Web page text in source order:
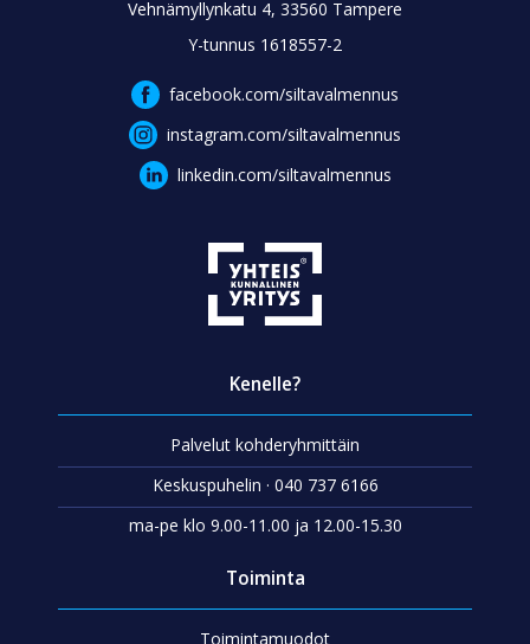
Vehnämyllynkatu 4, 33560 Tampere
Y-tunnus 1618557-2
facebook.com/siltavalmennus
instagram.com/siltavalmennus
linkedin.com/siltavalmennus
Kenelle?
Palvelut kohderyhmittäin
Keskuspuhelin · 040 737 6166
ma-pe klo 9.00-11.00 ja 12.00-15.30
Toiminta
Toimintamuodot